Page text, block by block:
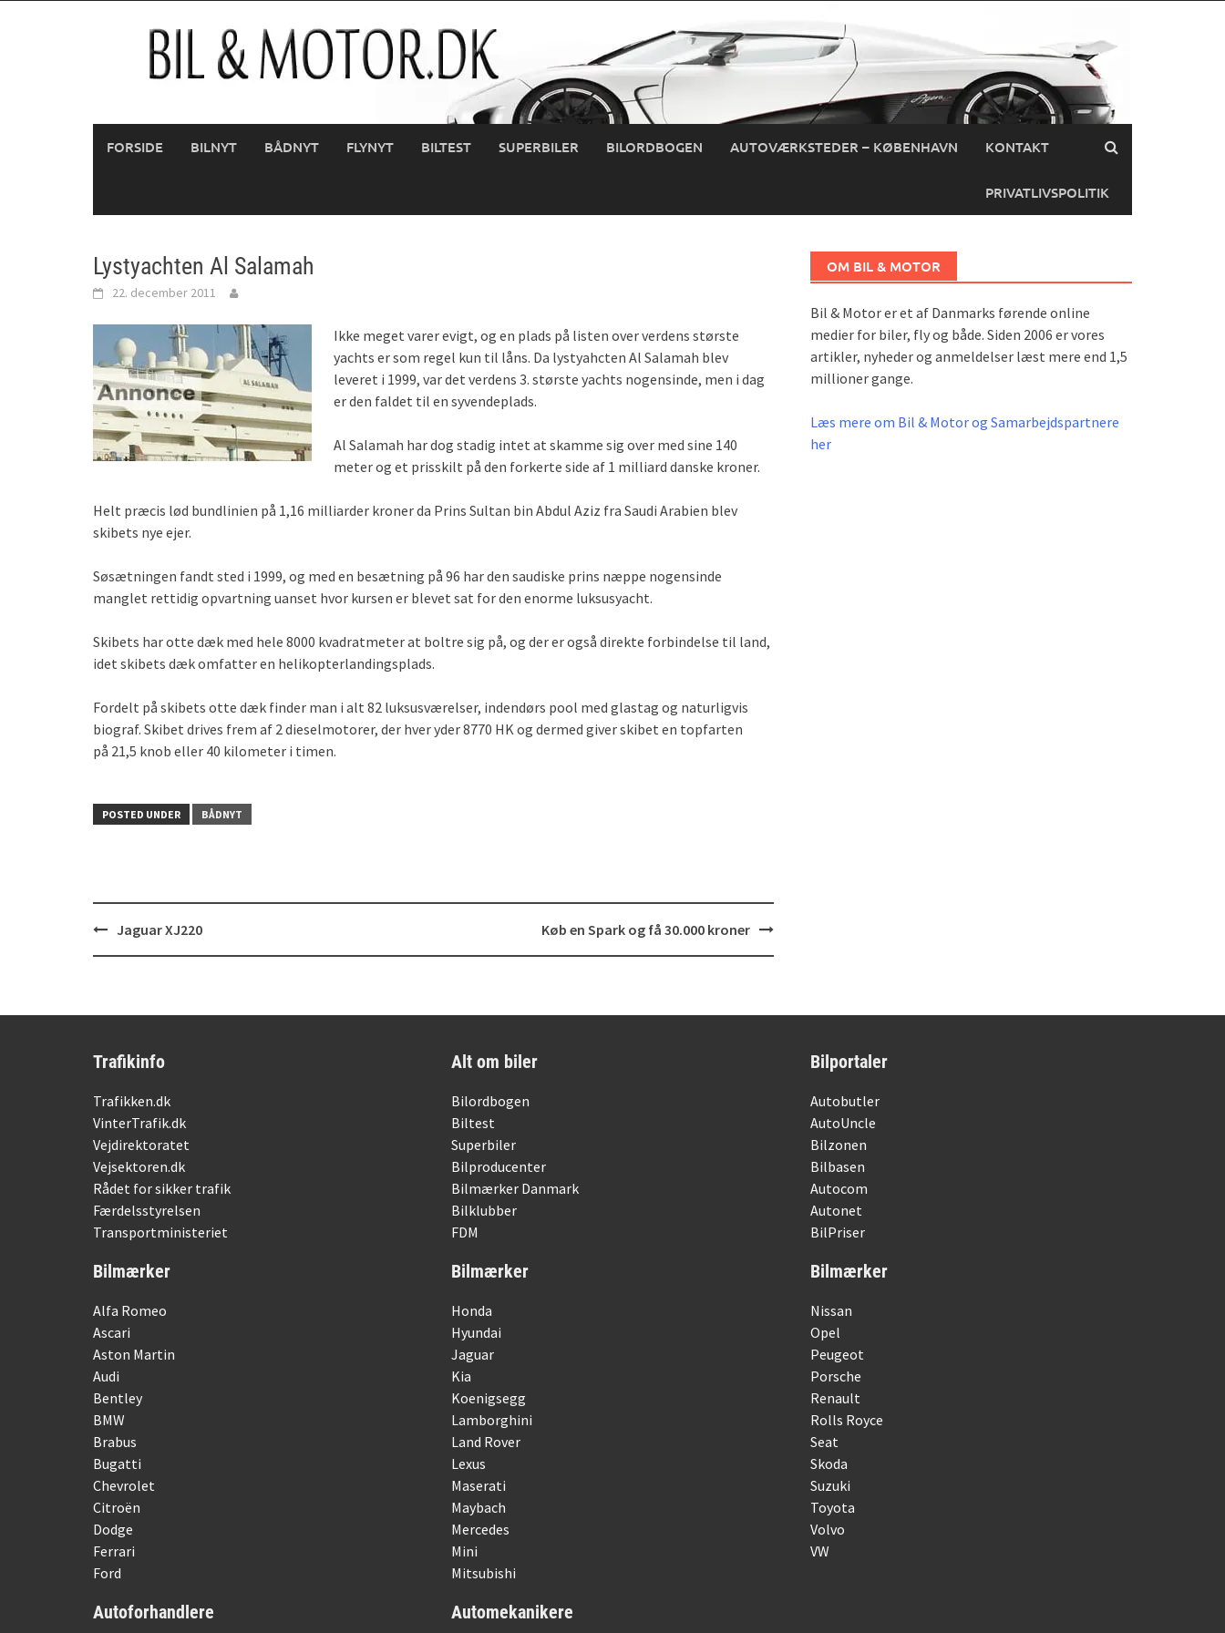
FORSIDE BILNYT BÅDNYT FLYNYT BILTEST SUPERBILER BILORDBOGEN AUTOVÆRKSTEDER – KØBENHAVN KONTAKT
PRIVATLIVSPOLITIK
Lystyachten Al Salamah
22. december 2011
Ikke meget varer evigt, og en plads på listen over verdens største
yachts er som regel kun til låns. Da lystyahcten Al Salamah blev
leveret i 1999, var det verdens 3. største yachts nogensinde, men i dag
er den faldet til en syvendeplads.
Al Salamah har dog stadig intet at skamme sig over med sine 140
meter og et prisskilt på den forkerte side af 1 milliard danske kroner.
Helt præcis lød bundlinien på 1,16 milliarder kroner da Prins Sultan bin Abdul Aziz fra Saudi Arabien blev
skibets nye ejer.
Søsætningen fandt sted i 1999, og med en besætning på 96 har den saudiske prins næppe nogensinde
manglet rettidig opvartning uanset hvor kursen er blevet sat for den enorme luksusyacht.
Skibets har otte dæk med hele 8000 kvadratmeter at boltre sig på, og der er også direkte forbindelse til land,
idet skibets dæk omfatter en helikopterlandingsplads.
Fordelt på skibets otte dæk finder man i alt 82 luksusværelser, indendørs pool med glastag og naturligvis
biograf. Skibet drives frem af 2 dieselmotorer, der hver yder 8770 HK og dermed giver skibet en topfarten
på 21,5 knob eller 40 kilometer i timen.
POSTED UNDER BÅDNYT
PostJaguar XJ220 Køb en Spark og få 30.000 kroner
OM BIL & MOTOR
Bil & Motor er et af Danmarks førende online
medier for biler, fly og både. Siden 2006 er vores
artikler, nyheder og anmeldelser læst mere end 1,5
millioner gange.
Læs mere om Bil & Motor og Samarbejdspartnere
her
Trafikinfo
Trafikken.dk
VinterTrafik.dk
Vejdirektoratet
Vejsektoren.dk
Rådet for sikker trafik
Færdelsstyrelsen
Transportministeriet
Bilmærker
Alfa Romeo
Ascari
Aston Martin
Audi
Bentley
BMW
Brabus
Bugatti
Chevrolet
Citroën
Dodge
Ferrari
Ford
Autoforhandlere
Alt om biler
Bilordbogen
Biltest
Superbiler
Bilproducenter
Bilmærker Danmark
Bilklubber
FDM
Bilmærker
Honda
Hyundai
Jaguar
Kia
Koenigsegg
Lamborghini
Land Rover
Lexus
Maserati
Maybach
Mercedes
Mini
Mitsubishi
Automekanikere
Bilportaler
Autobutler
AutoUncle
Bilzonen
Bilbasen
Autocom
Autonet
BilPriser
Bilmærker
Nissan
Opel
Peugeot
Porsche
Renault
Rolls Royce
Seat
Skoda
Suzuki
Toyota
Volvo
VW